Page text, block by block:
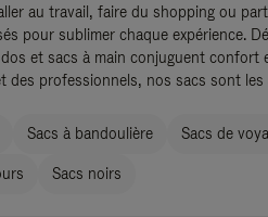
au travail, faire du shopping ou
pour sublimer chaque expérience.
et sacs à main conjuguent confort
des professionnels, nos sacs sont
Sacs à bandoulière Sacs de
Sacs noirs